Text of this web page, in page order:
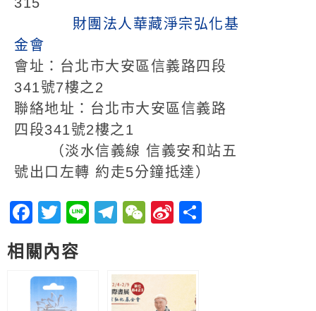
財團法人華藏淨宗弘化基
金會
會址：台北市大安區信義路四段
341號7樓之2
聯絡地址：台北市大安區信義路
四段341號2樓之1
（淡水信義線 信義安和站五
號出口左轉 約走5分鐘抵達）
Facebook
Twitter
LineTelegram
WeChat
Sina
相關內容